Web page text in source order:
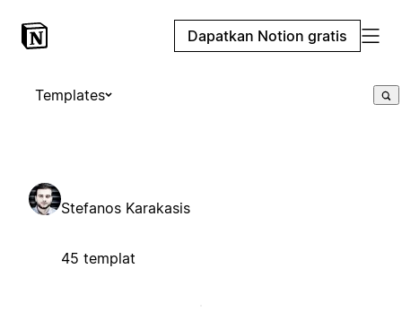
Dapatkan Notion gratis
Templates
Stefanos Karakasis
45 templat